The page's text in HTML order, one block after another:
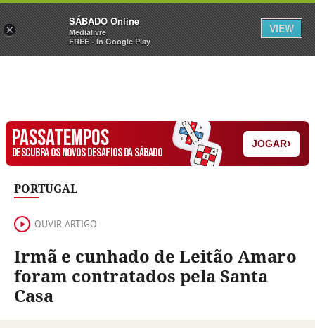
Sábado Assine Iniciar Sessão
PASSATEMPOS
DESCUBRA OS NOVOS DESAFIOS DA SÁBADO
JOGAR›
PORTUGAL
OUVIR ARTIGO
Irmã e cunhado de Leitão Amaro
foram contratados pela Santa
Casa
×
SÁBADO Online
Medialivre
FREE - In Google Play
VIEW